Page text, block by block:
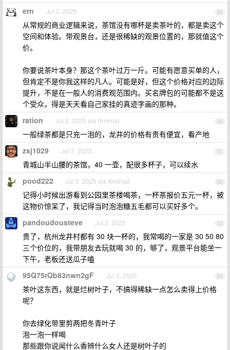
29
ern Jul 2, 2025
从常规的商业逻辑来说，茶馆没有哪杯是卖茶叶的，都是卖这个
空间和体验。带观景台，还是很稀缺的观景位置的，那就值这个
价。
你要说茶叶本身？那这个茶叶过万一斤。可能有愿意买单的人，
但肯定不是你我这样的凡人。可能是好，但这个价格对应的边际
提升，不是在一般人的消费观范围内。买名牌包的可能都不是这
个受众，得是天天看自己家挂的真迹字画的那种。
30
ration Jul 2, 2025 via Android
一般绿茶都是只充一泡的，龙井的价格有贵有便宜，看产地
31
zsj1029 Jul 2, 2025
青城山半山腰的茶馆，40 一壶，配很多杯子，可以续水
32
pood222 Jul 2, 2025 via Android
记得小时候出游看到公园里茶楼喝茶，一杯茶报价五元一杯，被
这物价惊呆了，我记得当时泡泡糖五毛都可以买好多个。
33
pandoudousteve Jul 2, 2025
贵了，杭州龙井村都有 30 块一杯的，我常喝的一家是 30 50 80
三个价位的，我带朋友去玩就喝 30 的，够了，观景平台能坐一
下午，老板还送瓜子嗑
34
95Q75rQb83nwn2gF Jul 2, 2025
茶叶这东西，就是烂树叶子，不搞得稀缺一点怎么卖得上价格
呢？
你去绿化带里剪两把冬青叶子
泡一泡一样喝
那些跟你说闻什么香辨什么女人还是树叶子的